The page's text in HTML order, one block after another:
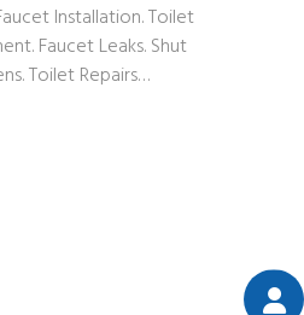
Installation. Toilet
Faucet Leaks. Shut
Toilet Repairs…